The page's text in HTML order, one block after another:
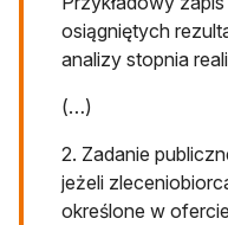
osiągniętych
analizy stopnia
(…)
2. Zadanie
jeżeli
określone w